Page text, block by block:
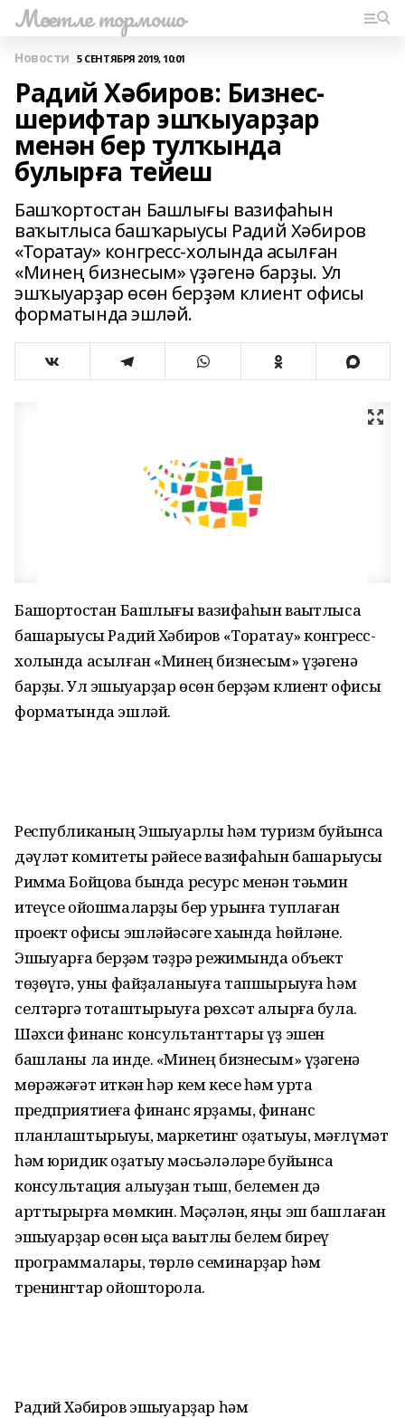
Мәсетле тормошо
Новости 5 СЕНТЯБРЯ 2019, 10:01
Радий Хәбиров: Бизнес-
шерифтар эшҡыуарҙар
менән бер тулҡында
булырға тейеш
Башҡортостан Башлығы вазифаһын
ваҡытлыса башҡарыусы Радий Хәбиров
«Торатау» конгресс-холында асылған
«Минең бизнесым» үҙәгенә барҙы. Ул
эшҡыуарҙар өсөн берҙәм клиент офисы
форматында эшләй.
Башҡортостан Башлығы вазифаһын ваҡытлыса
башҡарыусы Радий Хәбиров «Торатау» конгресс-
холында асылған «Минең бизнесым» үҙәгенә
барҙы. Ул эшҡыуарҙар өсөн берҙәм клиент офисы
форматында эшләй.
Республиканың Эшҡыуарлыҡ һәм туризм буйынса
дәүләт комитеты рәйесе вазифаһын башҡарыусы
Римма Бойцова бында ресурс менән тәьмин
итеүсе ойошмаларҙы бер урынға туплаған
проект офисы эшләйәсәге хаҡында һөйләне.
Эшҡыуарға берҙәм тәҙрә режимында объект
төҙөүгә, уны файҙаланыуға тапшырыуға һәм
селтәргә тоташтырыуға рөхсәт алырға була.
Шәхси финанс консультанттары үҙ эшен
башланы ла инде. «Минең бизнесым» үҙәгенә
мөрәжәғәт иткән һәр кем кесе һәм урта
предприятиеға финанс ярҙамы, финанс
планлаштырыуы, маркетинг оҙатыуы, мәғлүмәт
һәм юридик оҙатыу мәсьәләләре буйынса
консультация алыуҙан тыш, белемен дә
арттырырға мөмкин. Мәҫәлән, яңы эш башлаған
эшҡыуарҙар өсөн ҡыҫҡа ваҡытлы белем биреү
программалары, төрлө семинарҙар һәм
тренингтар ойошторола.
Радий Хәбиров эшҡыуарҙар һәм